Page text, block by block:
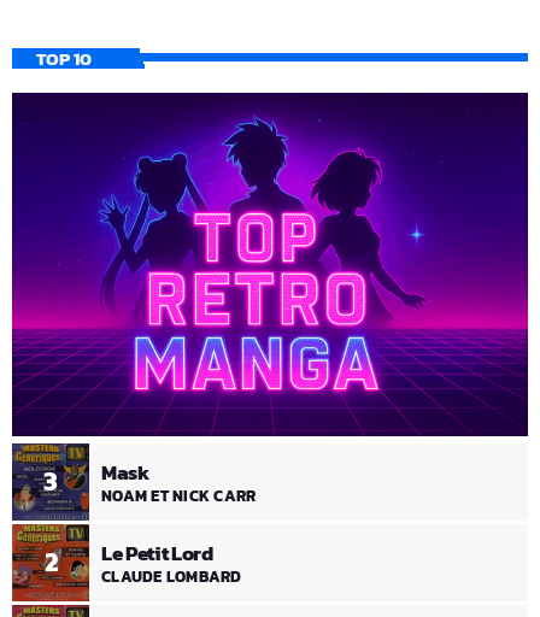
TOP 10
2 Le Petit Lord
CLAUDE LOMBARD
3 Mask
NOAM ET NICK CARR